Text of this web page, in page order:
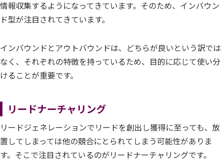
情報収集するようになってきています。そのため、インバウン
ド型が注目されてきています。
インバウンドとアウトバウンドは、どちらが良いという訳では
なく、それぞれの特徴を持っているため、目的に応じて使い分
けることが重要です。
リードナーチャリング
リードジェネレーションでリードを創出し獲得に至っても、放
置してしまっては他の競合にとられてしまう可能性がありま
す。そこで注目されているのがリードナーチャリングです。